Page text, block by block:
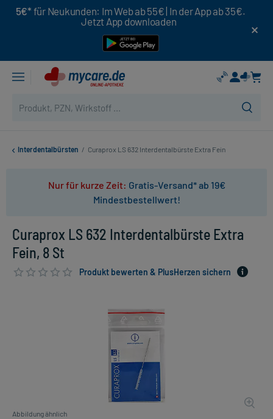
5€* für Neukunden: Im Web ab 55€ | In der App ab 35€.
Jetzt App downloaden
Interdentalbürsten / Curaprox LS 632 Interdentalbürste Extra Fein
Nur für kurze Zeit: Gratis-Versand* ab 19€
Mindestbestellwert!
Curaprox LS 632 Interdentalbürste Extra
Fein, 8 St
Produkt bewerten & PlusHerzen sichern
Abbildung ähnlich